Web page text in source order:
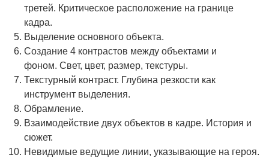
третей. Критическое расположение на границе
кадра.
Выделение основного объекта.
Создание 4 контрастов между объектами и
фоном. Свет, цвет, размер, текстуры.
Текстурный контраст. Глубина резкости как
инструмент выделения.
Обрамление.
Взаимодействие двух объектов в кадре. История и
сюжет.
Невидимые ведущие линии, указывающие на героя.